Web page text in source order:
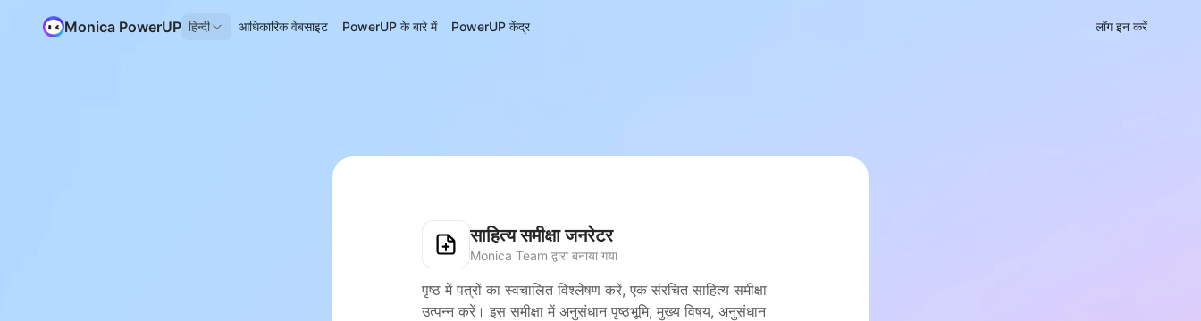
Monica PowerUP हिन्दी आधिकारिक वेबसाइट PowerUP के बारे में PowerUP केंद्र लॉग इन करें
साहित्य समीक्षा जनरेटर
Monica Team द्वारा बनाया गया
पृष्ठ में पत्रों का स्वचालित विश्लेषण करें, एक संरचित साहित्य समीक्षा
उत्पन्न करें। इस समीक्षा में अनुसंधान पृष्ठभूमि, मुख्य विषय, अनुसंधान